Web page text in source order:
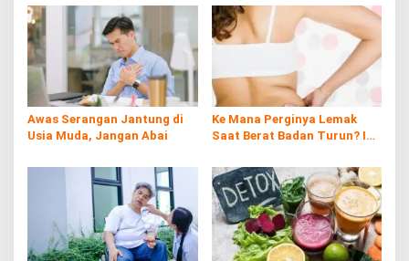
Awas Serangan Jantung di
Usia Muda, Jangan Abai
Ke Mana Perginya Lemak
Saat Berat Badan Turun? Ini